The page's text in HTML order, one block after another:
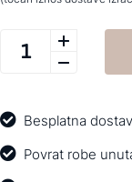
Besplatna
Povrat robe